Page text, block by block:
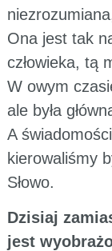
Ona jest tak
człowieka, tą
W owym
ale była
A
kierowaliśmy
Słowo.
Dzisiaj
jest